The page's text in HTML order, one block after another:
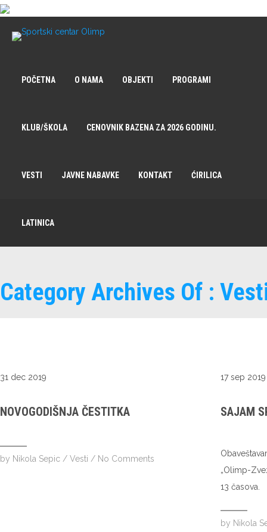
POČETNA O NAMA OBJEKTI PROGRAMI
KLUB/ŠKOLA CENOVNIK BAZENA ZA 2026 GODINU.
VESTI JAVNE NABAVKE KONTAKT ĆIRILICA
LATINICA
Category Archives Of :
31 dec 2019
NOVOGODIŠNJA ČESTITKA
by Nikola Sepic / Vesti / No Comments
17 sep 2019
SAJAM
„Olimp-
13 časova.
by Nikola